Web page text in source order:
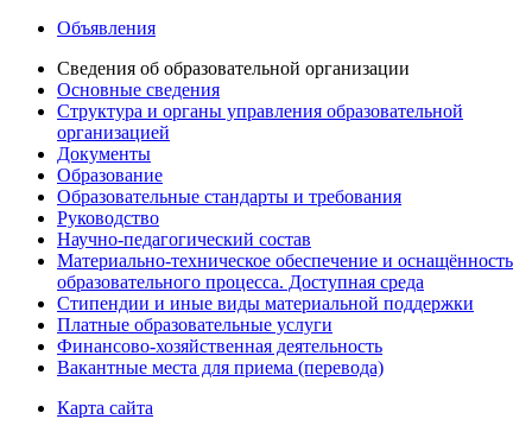
Объявления
Сведения об образовательной организации
Основные сведения
Структура и органы управления образовательной
организацией
Документы
Образование
Образовательные стандарты и требования
Руководство
Научно-педагогический состав
Материально-техническое обеспечение и оснащённость
образовательного процесса. Доступная среда
Стипендии и иные виды материальной поддержки
Платные образовательные услуги
Финансово-хозяйственная деятельность
Вакантные места для приема (перевода)
Карта сайта